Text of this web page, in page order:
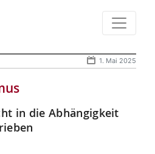
1. Mai 2025
in die Abhängigkeit